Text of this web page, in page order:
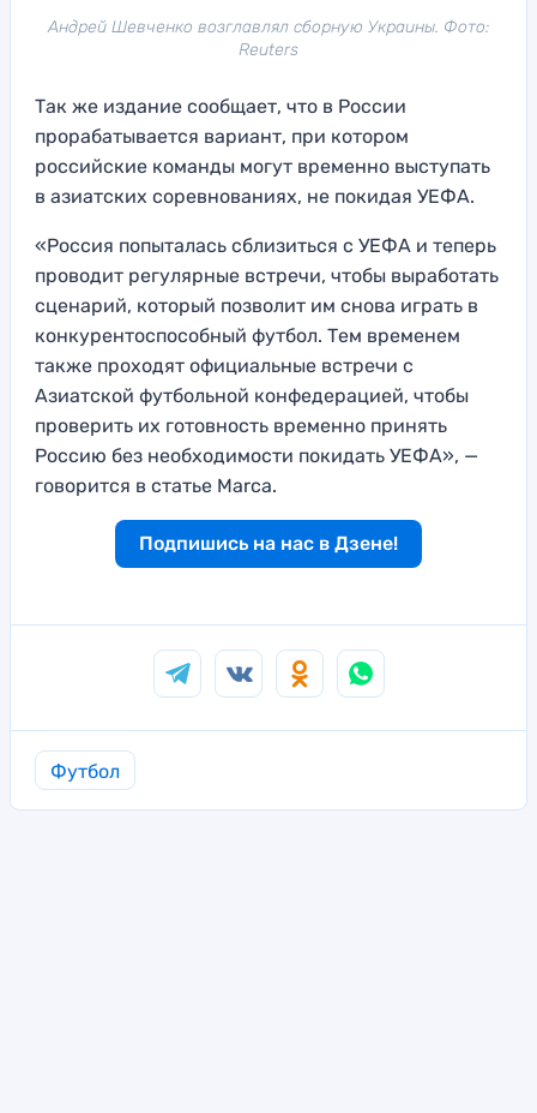
Андрей Шевченко возглавлял сборную Украины. Фото:
Reuters
Так же издание сообщает, что в России
прорабатывается вариант, при котором
российские команды могут временно выступать
в азиатских соревнованиях, не покидая УЕФА.
«Россия попыталась сблизиться с УЕФА и теперь
проводит регулярные встречи, чтобы выработать
сценарий, который позволит им снова играть в
конкурентоспособный футбол. Тем временем
также проходят официальные встречи с
Азиатской футбольной конфедерацией, чтобы
проверить их готовность временно принять
Россию без необходимости покидать УЕФА», —
говорится в статье Marca.
Подпишись на нас в Дзене!
Футбол